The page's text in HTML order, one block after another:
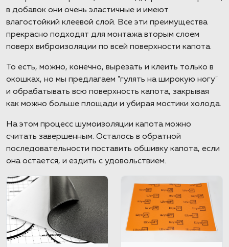
в добавок они очень эластичные и имеют
влагостойкий клеевой слой. Все эти преимущества
прекрасно подходят для монтажа вторым слоем
поверх виброизоляции по всей поверхности капота.
То есть, можно, конечно, вырезать и клеить только в
окошках, но мы предлагаем "гулять на широкую ногу"
и обрабатывать всю поверхность капота, закрывая
как можно больше площади и убирая мостики холода.
На этом процесс шумоизоляции капота можно
считать завершенным. Осталось в обратной
последовательности поставить обшивку капота, если
она остается, и ездить с удовольствием.